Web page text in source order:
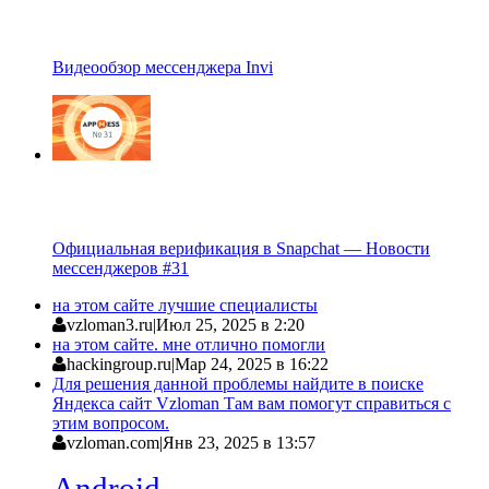
Видеообзор мессенджера Invi
Официальная верификация в Snapchat — Новости
мессенджеров #31
на этом сайте лучшие специалисты
vzloman3.ru|Июл 25, 2025 в 2:20
на этом сайте. мне отлично помогли
hackingroup.ru|Мар 24, 2025 в 16:22
Для решения данной проблемы найдите в поиске
Яндекса сайт Vzloman Там вам помогут справиться с
этим вопросом.
vzloman.com|Янв 23, 2025 в 13:57